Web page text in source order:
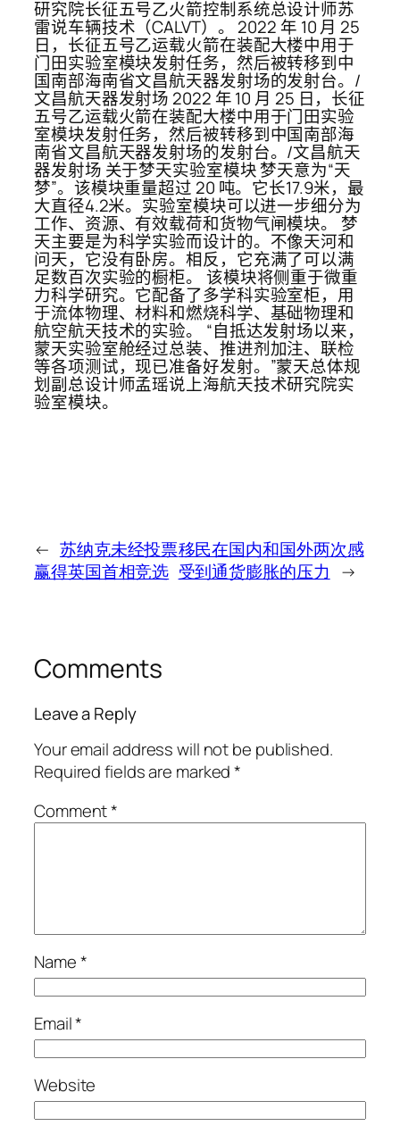
研究院长征五号乙火箭控制系统总设计师苏
雷说车辆技术（CALVT）。 2022 年 10 月 25
日，长征五号乙运载火箭在装配大楼中用于
门田实验室模块发射任务，然后被转移到中
国南部海南省文昌航天器发射场的发射台。/
文昌航天器发射场 2022 年 10 月 25 日，长征
五号乙运载火箭在装配大楼中用于门田实验
室模块发射任务，然后被转移到中国南部海
南省文昌航天器发射场的发射台。/文昌航天
器发射场 关于梦天实验室模块 梦天意为“天
梦”。该模块重量超过 20 吨。它长17.9米，最
大直径4.2米。实验室模块可以进一步细分为
工作、资源、有效载荷和货物气闸模块。 梦
天主要是为科学实验而设计的。不像天河和
问天，它没有卧房。相反，它充满了可以满
足数百次实验的橱柜。 该模块将侧重于微重
力科学研究。它配备了多学科实验室柜，用
于流体物理、材料和燃烧科学、基础物理和
航空航天技术的实验。 “自抵达发射场以来，
蒙天实验室舱经过总装、推进剂加注、联检
等各项测试，现已准备好发射。”蒙天总体规
划副总设计师孟瑶说上海航天技术研究院实
验室模块。
← 苏纳克未经投票
赢得英国首相竞选
移民在国内和国外两次感
受到通货膨胀的压力 →
Comments
Leave a Reply
Your email address will not be published.
Required fields are marked*
Comment*
Name*
Email*
Website